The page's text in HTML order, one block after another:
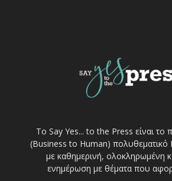
Το Say Yes... to the Press είναι
(Business to Human)
με καθημερινή, ολοκληρωμένη
ενημέρωση με θέματα που